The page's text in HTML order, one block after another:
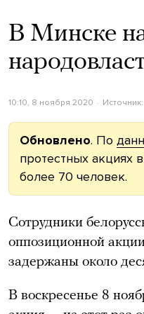
В Минске
10:10, 8 ноября 2020 Источник:
Обновлено. По
протестных акциях
более 70 человек.
Сотрудники
оппозиционной
задержаны около
В воскресенье 8